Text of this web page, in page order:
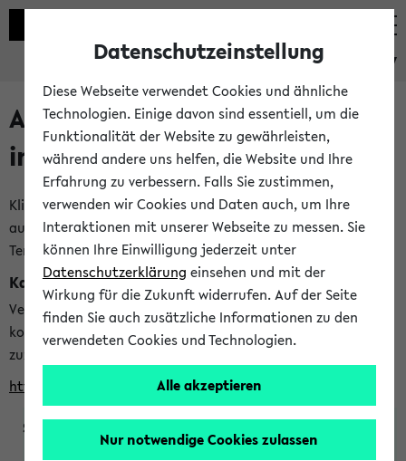
eKVV
Alle veröffentlichten Semester
im eKVV
Klicken Sie auf das Semester, welches Sie für Ihre Sitzung
auswählen möchten. Bitte beachten Sie auch die weiteren
Termine imKalender der Lehrplanung
Kalenderintegration
Verwenden Sie die folgende Adresse, um mit einer
kompatiblen Kalenderanwendung auf die Vorlesungszeiten
zuzugreifen (nähere Informationen
finden Sie hier
https://ekvv.uni-bielefeld.de/ws/calendar?vz
WiSe 2026/2027
Datenschutzeinstellung
Diese Webseite verwendet Cookies und ähnliche
Technologien. Einige davon sind essentiell, um die
Funktionalität der Website zu gewährleisten,
während andere uns helfen, die Website und Ihre
Erfahrung zu verbessern. Falls Sie zustimmen,
verwenden wir Cookies und Daten auch, um Ihre
Interaktionen mit unserer Webseite zu messen. Sie
können Ihre Einwilligung jederzeit unter
Datenschutzerklärung einsehen und mit der
Wirkung für die Zukunft widerrufen. Auf der Seite
finden Sie auch zusätzliche Informationen zu den
verwendeten Cookies und Technologien.
Alle akzeptieren
Nur notwendige Cookies zulassen